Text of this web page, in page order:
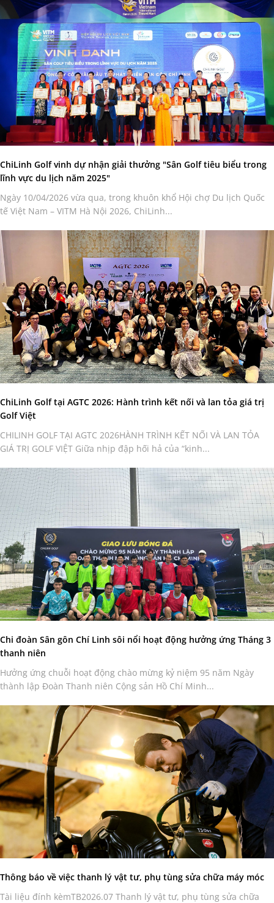
ChiLinh Golf vinh dự nhận giải thưởng "Sân Golf tiêu biểu trong
lĩnh vực du lịch năm 2025"
Ngày 10/04/2026 vừa qua, trong khuôn khổ Hội chợ Du lịch Quốc
tế Việt Nam – VITM Hà Nội 2026, ChiLinh...
ChiLinh Golf tại AGTC 2026: Hành trình kết nối và lan tỏa giá trị
Golf Việt
CHILINH GOLF TẠI AGTC 2026HÀNH TRÌNH KẾT NỐI VÀ LAN TỎA
GIÁ TRỊ GOLF VIỆT Giữa nhịp đập hối hả của “kinh...
Chi đoàn Sân gôn Chí Linh sôi nổi hoạt động hưởng ứng Tháng 3
thanh niên
Hưởng ứng chuỗi hoạt động chào mừng kỷ niệm 95 năm Ngày
thành lập Đoàn Thanh niên Cộng sản Hồ Chí Minh...
Thông báo về việc thanh lý vật tư, phụ tùng sửa chữa máy móc
Tài liệu đính kèmTB2026.07 Thanh lý vật tư, phụ tùng sửa chữa